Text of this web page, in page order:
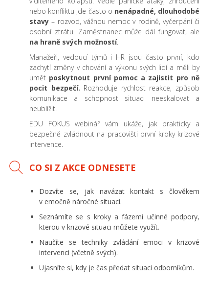
nebo konfliktu jde často o nenápadné, dlouhodobé
stavy – rozvod, vážnou nemoc v rodině, vyčerpání či
osobní ztrátu. Zaměstnanec může dál fungovat, ale
na hraně svých možností.
Manažeři, vedoucí týmů i HR jsou často první, kdo
zachytí změny v chování a výkonu svých lidí a měli by
umět poskytnout první pomoc a zajistit pro ně
pocit bezpečí. Rozhoduje rychlost reakce, způsob
komunikace a schopnost situaci neeskalovat a
neublížit.
EDU FOKUS webinář vám ukáže, jak prakticky a
bezpečně zvládnout na pracovišti první kroky krizové
intervence.
CO SI Z AKCE ODNESETE
Dozvíte se, jak navázat kontakt s člověkem
v emočně náročné situaci.
Seznámíte se s kroky a fázemi učinné podpory,
kterou v krizové situaci můžete využít.
Naučíte se techniky zvládání emoci v krizové
intervenci (včetně svých).
Ujasníte si, kdy je čas předat situaci odborníkům.